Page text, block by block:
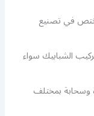
في تصنيع
الشبابيك سواء
وسحابة بمختلف